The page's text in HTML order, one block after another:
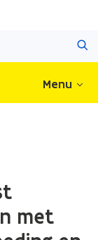
Menu
met